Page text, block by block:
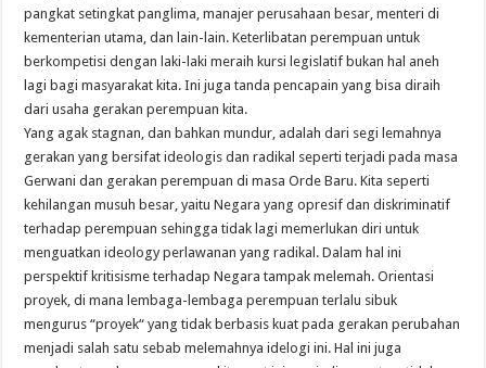
pangkat setingkat panglima, manajer perusahaan besar, menteri di
kementerian utama, dan lain-lain. Keterlibatan perempuan untuk
berkompetisi dengan laki-laki meraih kursi legislatif bukan hal aneh
lagi bagi masyarakat kita. Ini juga tanda pencapain yang bisa diraih
dari usaha gerakan perempuan kita.
Yang agak stagnan, dan bahkan mundur, adalah dari segi lemahnya
gerakan yang bersifat ideologis dan radikal seperti terjadi pada masa
Gerwani dan gerakan perempuan di masa Orde Baru. Kita seperti
kehilangan musuh besar, yaitu Negara yang opresif dan diskriminatif
terhadap perempuan sehingga tidak lagi memerlukan diri untuk
menguatkan ideology perlawanan yang radikal. Dalam hal ini
perspektif kritisisme terhadap Negara tampak melemah. Orientasi
proyek, di mana lembaga-lembaga perempuan terlalu sibuk
mengurus “proyek“ yang tidak berbasis kuat pada gerakan perubahan
menjadi salah satu sebab melemahnya idelogi ini. Hal ini juga